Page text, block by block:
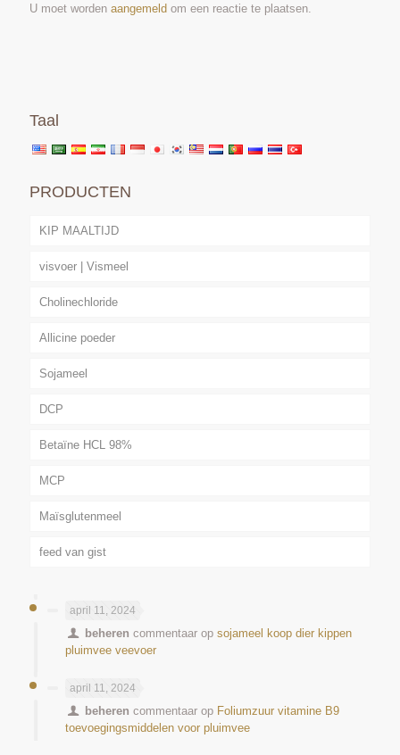
U moet worden aangemeld om een reactie te plaatsen.
Taal
PRODUCTEN
KIP MAALTIJD
visvoer | Vismeel
Cholinechloride
Allicine poeder
Sojameel
DCP
Betaïne HCL 98%
MCP
Maïsglutenmeel
feed van gist
april 11, 2024
beheren commentaar opsojameel koop dier kippen
pluimvee veevoer
april 11, 2024
beheren commentaar op Foliumzuur vitamine B9
toevoegingsmiddelen voor pluimvee